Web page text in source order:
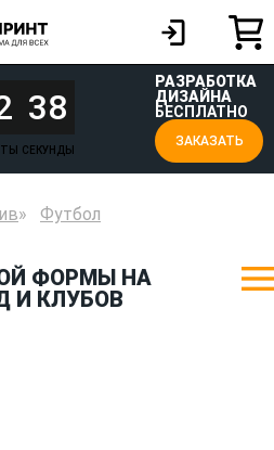
38
СЕКУНДЫ
РАЗРАБОТКА
ДИЗАЙНА
БЕСПЛАТНО
ЗАКАЗАТЬ
Футбол
ФОРМЫ НА
И КЛУБОВ